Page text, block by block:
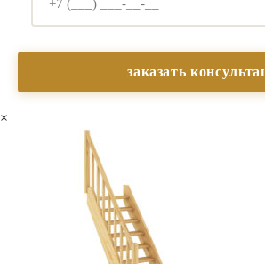
×